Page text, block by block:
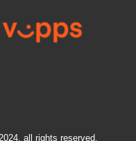
all rights reserved.